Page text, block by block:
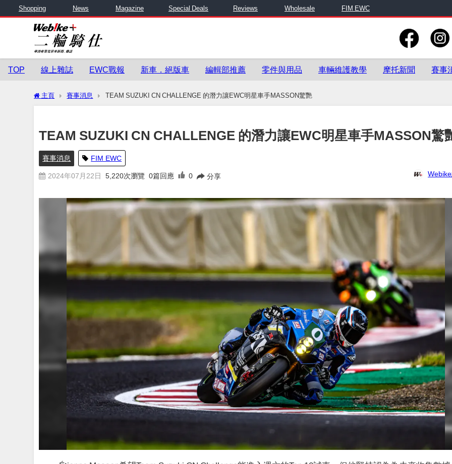
Shopping News Magazine Special Deals Reviews Wholesale FIM EWC
TOP 線上雜誌 EWC戰報 新車．絕版車 編輯部推薦 零件與用品 車輛維護教學 摩托新聞 賽事
主頁 賽事消息 TEAM SUZUKI CN CHALLENGE 的潛力讓EWC明星車手MASSON驚艷
TEAM SUZUKI CN CHALLENGE 的潛力讓EWC明星車手MASSON驚
賽事消息 FIM EWC
2024年07月22日 5,220次瀏覽 0篇回應 0 分享